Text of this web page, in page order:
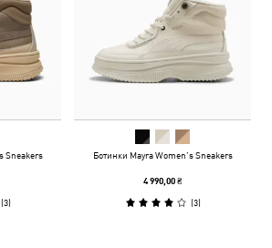
Sneakers
(3)
Ботинки Mayra Women’s Sneakers
4 990,00 ₴
(3)